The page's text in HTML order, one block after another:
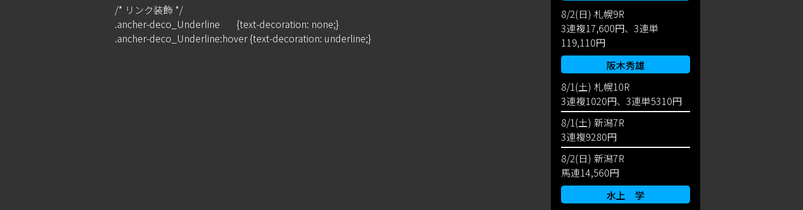
/* リンク装飾 */
.ancher-deco_Underline       {text-decoration: none;}
.ancher-deco_Underline:hover {text-decoration: underline;}
8/2(日) 札幌9R
3連複17,600円、3連単
119,110円
阪木秀雄
8/1(土) 札幌10R
3連複1020円、3連単5310円
8/1(土) 新潟7R
3連複9280円
8/2(日) 新潟7R
馬連14,560円
水上 学